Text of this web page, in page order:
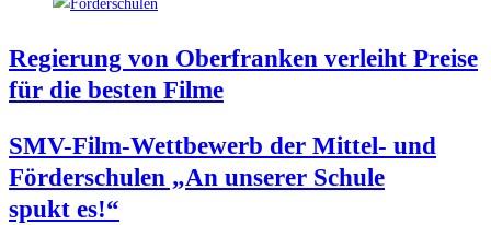
Regie­rung von Ober­fran­ken ver­leiht Prei­se
für die bes­ten Filme
SMV-Film-Wett­be­werb der Mit­tel- und
För­der­schu­len „An unse­rer Schu­le
spukt es!“